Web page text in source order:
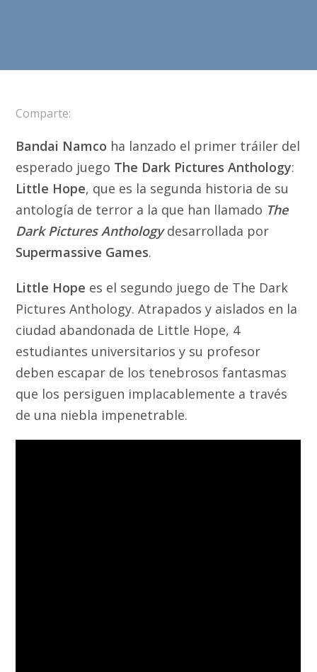
Comparte:
Bandai Namco ha lanzado el primer tráiler del
esperado juego The Dark Pictures Anthology:
Little Hope, que es la segunda historia de su
antología de terror a la que han llamado The
Dark Pictures Anthologydesarrollada por
Supermassive Games.
Little Hope es el segundo juego de The Dark
Pictures Anthology. Atrapados y aislados en la
ciudad abandonada de Little Hope, 4
estudiantes universitarios y su profesor
deben escapar de los tenebrosos fantasmas
que los persiguen implacablemente a través
de una niebla impenetrable.